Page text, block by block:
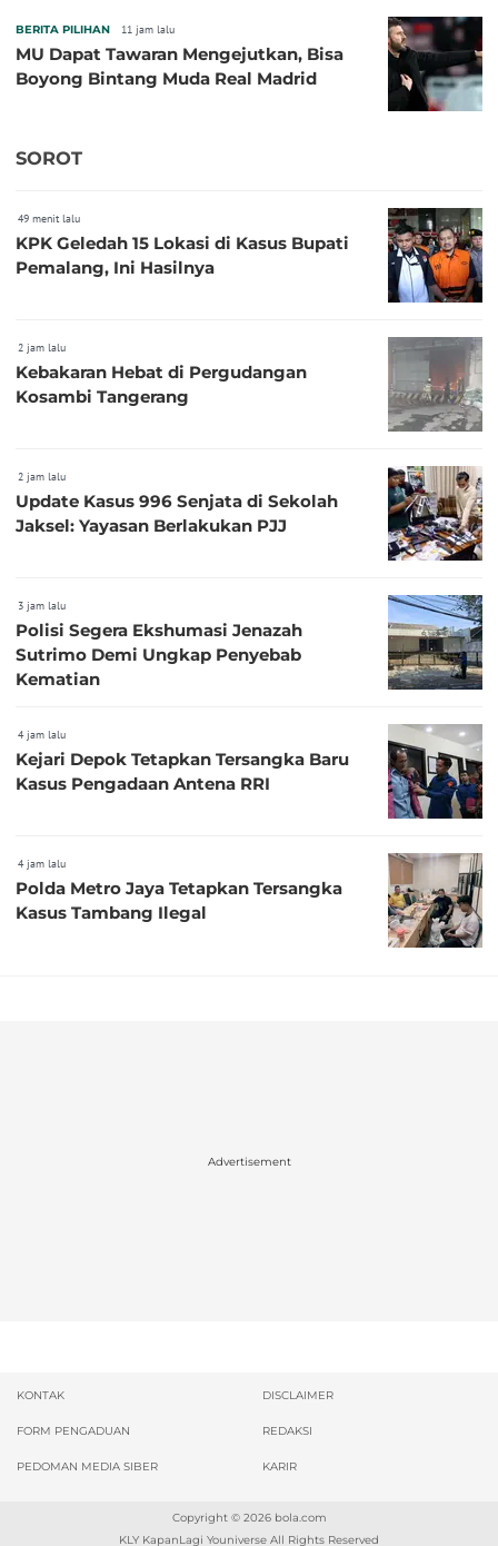
BERITA PILIHAN 11 jam lalu
MU Dapat Tawaran Mengejutkan, Bisa
Boyong Bintang Muda Real Madrid
SOROT
49 menit lalu
KPK Geledah 15 Lokasi di Kasus Bupati
Pemalang, Ini Hasilnya
2 jam lalu
Kebakaran Hebat di Pergudangan
Kosambi Tangerang
2 jam lalu
Update Kasus 996 Senjata di Sekolah
Jaksel: Yayasan Berlakukan PJJ
3 jam lalu
Polisi Segera Ekshumasi Jenazah
Sutrimo Demi Ungkap Penyebab
Kematian
4 jam lalu
Kejari Depok Tetapkan Tersangka Baru
Kasus Pengadaan Antena RRI
4 jam lalu
Polda Metro Jaya Tetapkan Tersangka
Kasus Tambang Ilegal
Advertisement
KONTAK DISCLAIMER
FORM PENGADUAN REDAKSI
PEDOMAN MEDIA SIBER KARIR
Copyright © 2026 bola.com
KLY KapanLagi Youniverse All Rights Reserved